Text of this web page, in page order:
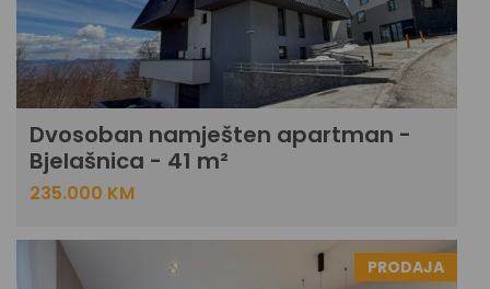
Dvosoban namješten apartman -
Bjelašnica - 41 m²
235.000 KM
PRODAJA